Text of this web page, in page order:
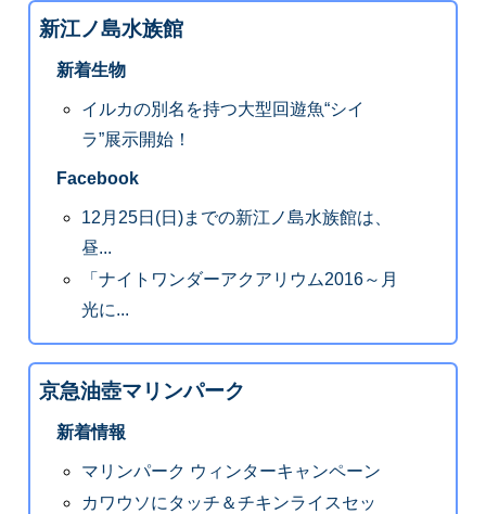
新江ノ島水族館
新着生物
イルカの別名を持つ大型回遊魚“シイ
ラ”展示開始！
Facebook
12月25日(日)までの新江ノ島水族館は、
昼...
「ナイトワンダーアクアリウム2016～月
光に...
京急油壺マリンパーク
新着情報
マリンパーク ウィンターキャンペーン
カワウソにタッチ＆チキンライスセッ